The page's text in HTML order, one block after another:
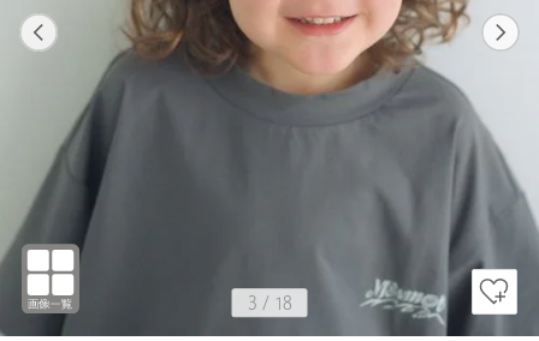
3 / 18
18
ORANGE / 54cm-56cm(FREE)